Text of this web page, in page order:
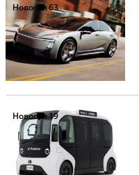
Новости63
Новости19